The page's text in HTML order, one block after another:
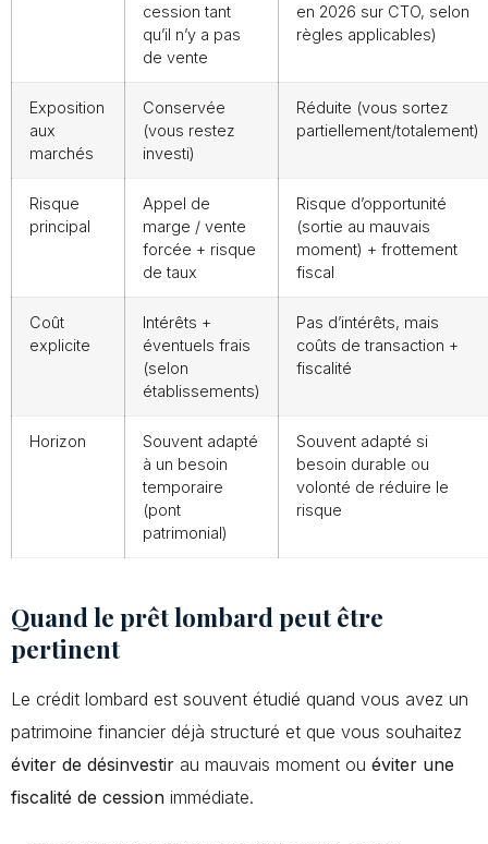
cession tant
qu’il n’y a pas
de vente
en 2026 sur CTO, selon
règles applicables)
Exposition
aux
marchés
Conservée
(vous restez
investi)
Réduite (vous sortez
partiellement/totalement)
Risque
principal
Appel de
marge / vente
forcée + risque
de taux
Risque d’opportunité
(sortie au mauvais
moment) + frottement
fiscal
Coût
explicite
Intérêts +
éventuels frais
(selon
établissements)
Pas d’intérêts, mais
coûts de transaction +
fiscalité
Horizon
Souvent adapté
à un besoin
temporaire
(pont
patrimonial)
Souvent adapté si
besoin durable ou
volonté de réduire le
risque
Quand le prêt lombard peut être
pertinent
Le crédit lombard est souvent étudié quand vous avez un
patrimoine financier déjà structuré et que vous souhaitez
éviter de désinvestir au mauvais moment ou éviter une
fiscalité de cession immédiate.